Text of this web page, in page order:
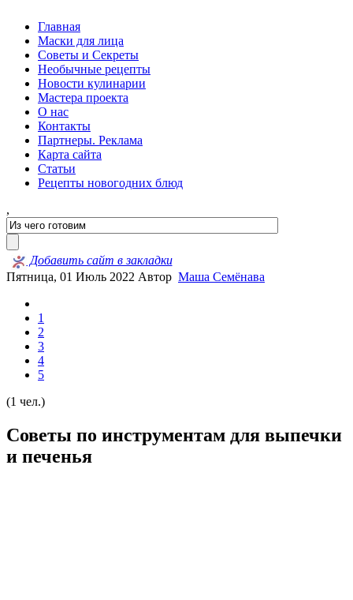
Главная
Маски для лица
Советы и Секреты
Необычные рецепты
Новости кулинарии
Мастера проекта
О нас
Контакты
Партнеры. Реклама
Карта сайта
Статьи
Рецепты новогодних блюд
,
Добавить сайт в закладки
Пятница, 01 Июль 2022 Автор Маша Семёнава
1
2
3
4
5
(1 чел.)
Советы по инструментам для выпечки
и печенья